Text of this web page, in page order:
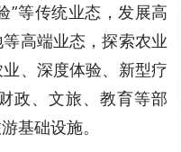
”等传统业态，发展高
高端业态，探索农业
、深度体验、新型疗
政、文旅、教育等部
基础设施。